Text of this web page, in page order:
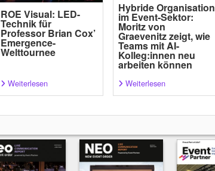
ROE Visual: LED-
Technik für
Professor Brian Cox’
Emergence-
Welttournee
Weiterlesen
Hybride Organisation
im Event-Sektor:
Moritz von
Graevenitz zeigt, wie
Teams mit AI-
Kolleg:innen neu
arbeiten können
Weiterlesen